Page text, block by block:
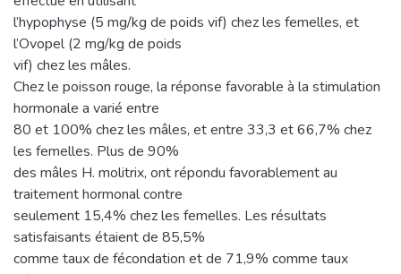
l’hypophyse (5 mg/kg de poids vif) chez les femelles, et
l’Ovopel (2 mg/kg de poids
vif) chez les mâles.
Chez le poisson rouge, la réponse favorable à la stimulation
hormonale a varié entre
80 et 100% chez les mâles, et entre 33,3 et 66,7% chez
les femelles. Plus de 90%
des mâles H. molitrix, ont répondu favorablement au
traitement hormonal contre
seulement 15,4% chez les femelles. Les résultats
satisfaisants étaient de 85,5%
comme taux de fécondation et de 71,9% comme taux